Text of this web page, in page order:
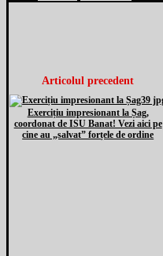
Articolul precedent
Exercițiu impresionant la Șag,
coordonat de ISU Banat! Vezi aici pe
cine au „salvat” forțele de ordine